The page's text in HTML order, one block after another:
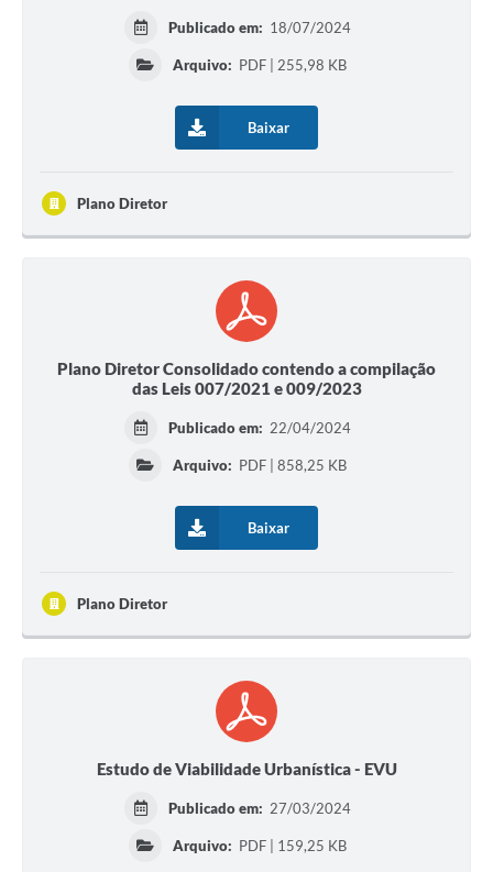
Publicado em: 18/07/2024
Arquivo: PDF | 255,98 KB
Baixar
Plano Diretor
Plano Diretor Consolidado contendo a compilação
das Leis 007/2021 e 009/2023
Publicado em: 22/04/2024
Arquivo: PDF | 858,25 KB
Baixar
Plano Diretor
Estudo de Viabilidade Urbanística - EVU
Publicado em: 27/03/2024
Arquivo: PDF | 159,25 KB